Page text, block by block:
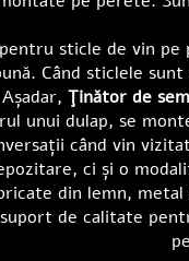
sticle de vin
Când sticlele
Ţinător de
unui dulap, se
când vin
ci și o
din lemn,
de calitate